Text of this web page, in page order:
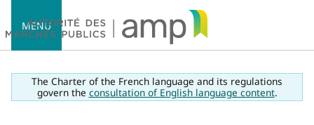
MENU
The Charter of the French language and its regulations
govern the consultation of English language content.